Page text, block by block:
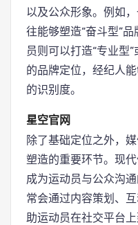
以及公众形象。例如
往能够塑造“奋斗型”
员则可以打造“专业型
的品牌定位，经纪人
的识别度。
星空官网
除了基础定位之外，
塑造的重要环节。现
成为运动员与公众沟
常会通过内容策划、
助运动员在社交平台